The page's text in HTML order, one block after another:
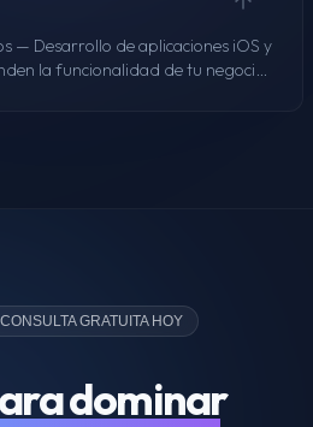
— Desarrollo de aplicaciones iOS y
la funcionalidad de tu negocio
GRATUITA HOY
dominar